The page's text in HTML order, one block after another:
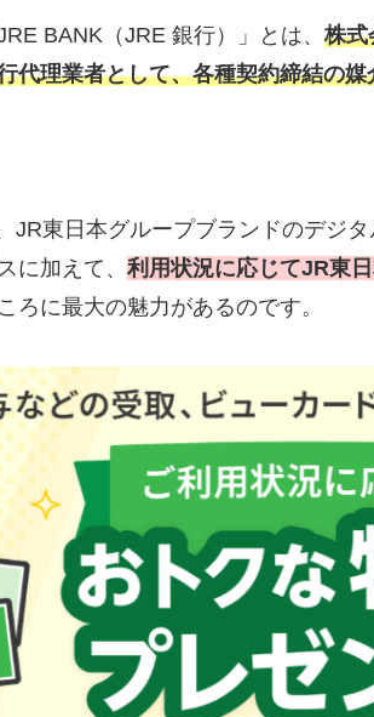
BANK（JRE 銀行）」とは、株式
代理業者として、各種契約締結の
JR東日本グループブランドのデジ
に加えて、 利用状況に応じてJR東
ろに最大の魅力があるのです。